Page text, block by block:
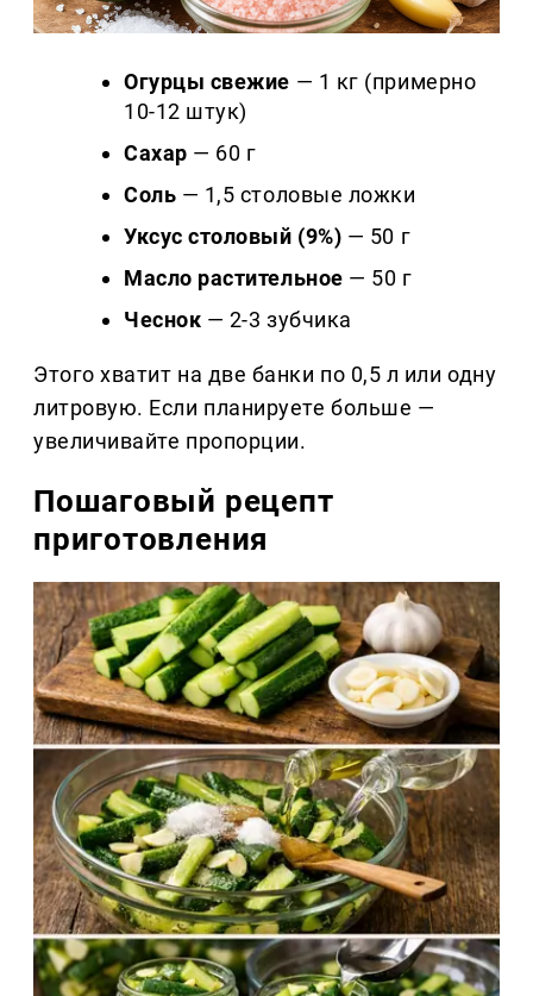
Огурцы свежие — 1 кг (примерно
10-12 штук)
Сахар — 60 г
Соль — 1,5 столовые ложки
Уксус столовый (9%) — 50 г
Масло растительное — 50 г
Чеснок — 2-3 зубчика
Этого хватит на две банки по 0,5 л или одну
литровую. Если планируете больше —
увеличивайте пропорции.
Пошаговый рецепт
приготовления